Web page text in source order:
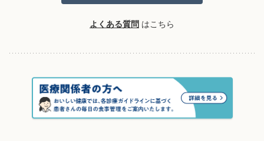
よくある質問 はこちら